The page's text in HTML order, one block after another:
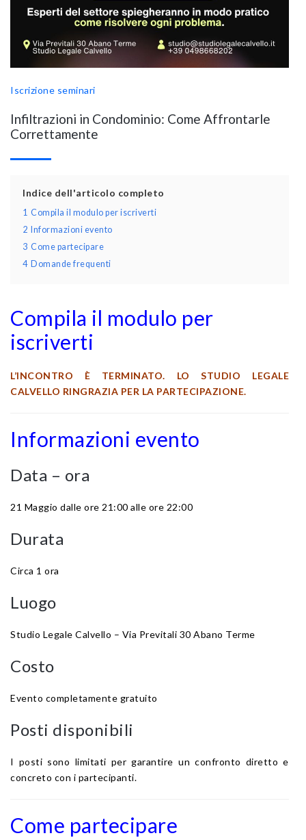
Iscrizione seminari
Infiltrazioni in Condominio: Come Affrontarle
Correttamente
Indice dell'articolo completo
1 Compila il modulo per iscriverti
2 Informazioni evento
3 Come partecipare
4 Domande frequenti
Compila il modulo per
iscriverti
L’INCONTRO È TERMINATO. LO STUDIO LEGALE
CALVELLO RINGRAZIA PER LA PARTECIPAZIONE.
Informazioni evento
Data – ora
21 Maggio dalle ore 21:00 alle ore 22:00
Durata
Circa 1 ora
Luogo
Studio Legale Calvello – Via Previtali 30 Abano Terme
Costo
Evento completamente gratuito
Posti disponibili
I posti sono limitati per garantire un confronto diretto e
concreto con i partecipanti.
Come partecipare